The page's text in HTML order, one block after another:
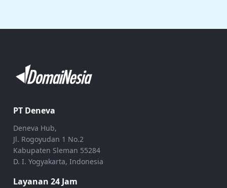
PT Deneva
Deneva Hub,
Jl. Rogoyudan 1 No.2
Kabupaten Sleman 55284
D. I. Yogyakarta, Indonesia
Layanan 24 Jam